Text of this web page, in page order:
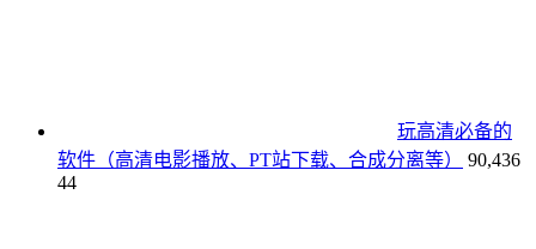
玩高清必备的
软件（高清电影播放、PT站下载、合成分离等）
90,436
44